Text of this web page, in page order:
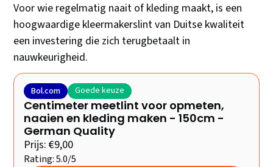
Voor wie regelmatig naait of kleding maakt, is een
hoogwaardige kleermakerslint van Duitse kwaliteit
een investering die zich terugbetaalt in
nauwkeurigheid.
Bol.com Goede keuze
Centimeter meetlint voor opmeten,
naaien en kleding maken - 150cm -
German Quality
Prijs: €9,00
Rating: 5.0/5